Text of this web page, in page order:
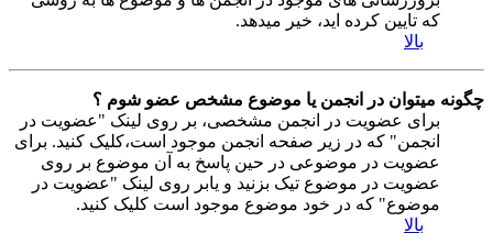
که تایین کرده اید، خیر میدهد.
بالا
چگونه میتوان در انجمن یا موضوع مشخص عضو شوم ؟
برای عضویت در انجمن مشخصی، بر روی لینک "عضویت در
انجمن" که در زیر صفحه انجمن موجود است،کلیک کنید. برای
عضویت در موضوعی در حین پاسخ به آن موضوع بر روی
عضویت در موضوع تیک بزنید و یابر روی لینک "عضویت در
موضوع" که در خود موضوع موجود است کلیک کنید.
بالا